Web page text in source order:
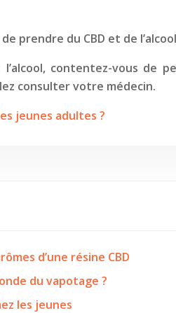
prendre du CBD et de
contentez-vous
consulter votre médecin.
jeunes adultes ?
d’une résine CBD
du vapotage ?
les jeunes